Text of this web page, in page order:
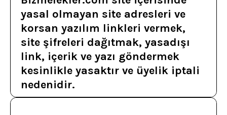
yasal olmayan site adresleri ve
korsan yazılım linkleri vermek,
site şifreleri dağıtmak, yasadışı
link, içerik ve yazı göndermek
kesinlikle yasaktır ve üyelik iptali
nedenidir.